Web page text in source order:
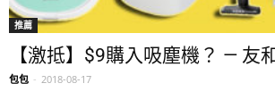
推薦
【激抵】$9購入吸塵機？ — 友
包包 - 2018-08-17